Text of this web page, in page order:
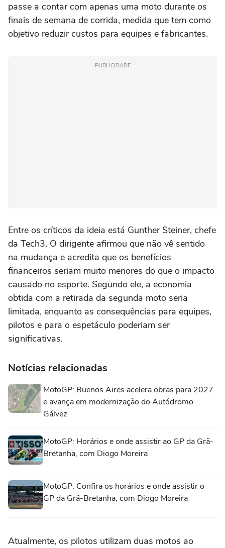
passe a contar com apenas uma moto durante os
finais de semana de corrida, medida que tem como
objetivo reduzir custos para equipes e fabricantes.
PUBLICIDADE
Entre os críticos da ideia está Gunther Steiner, chefe
da Tech3. O dirigente afirmou que não vê sentido
na mudança e acredita que os benefícios
financeiros seriam muito menores do que o impacto
causado no esporte. Segundo ele, a economia
obtida com a retirada da segunda moto seria
limitada, enquanto as consequências para equipes,
pilotos e para o espetáculo poderiam ser
significativas.
Notícias relacionadas
MotoGP: Buenos Aires acelera obras para 2027
e avança em modernização do Autódromo
Gálvez
MotoGP: Horários e onde assistir ao GP da Grã-
Bretanha, com Diogo Moreira
MotoGP: Confira os horários e onde assistir o
GP da Grã-Bretanha, com Diogo Moreira
Atualmente, os pilotos utilizam duas motos ao